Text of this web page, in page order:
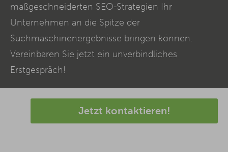
maßgeschneiderten SEO-Strategien Ihr
Unternehmen an die Spitze der
Suchmaschinenergebnisse bringen können.
Vereinbaren Sie jetzt ein unverbindliches
Erstgespräch!
Jetzt kontaktieren!